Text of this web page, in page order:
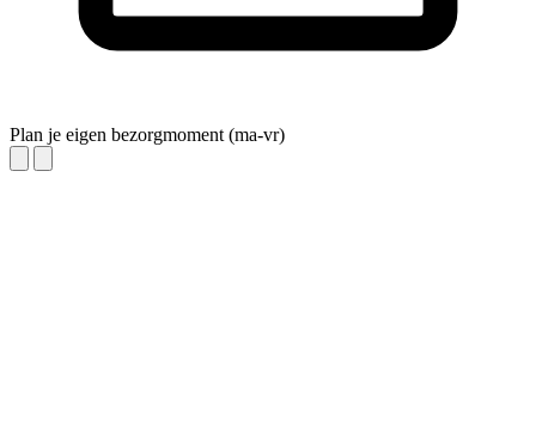
Plan je eigen bezorgmoment (ma-vr)